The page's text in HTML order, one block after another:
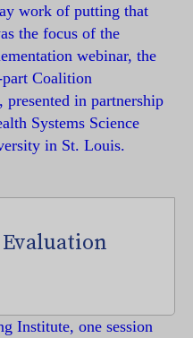
work of putting that
the focus of the
webinar, the
part Coalition
presented in partnership
Systems Science
in St. Louis.
Institute, one session